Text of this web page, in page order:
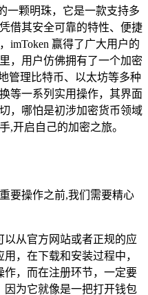
一颗明珠，它是一款支持多
借其安全可靠的特性、便捷
imToken 赢得了广大用户的
，用户仿佛拥有了一个加密
管理比特币、以太坊等多种
等一系列实用操作，其界面
，哪怕是初涉加密货币领域
,开启自己的加密之旅。
要操作之前,我们需要精心
以从官方网站或者正规的应
，在下载和安装过程中，
，而在注册环节，一定要
为它就像是一把打开钱包